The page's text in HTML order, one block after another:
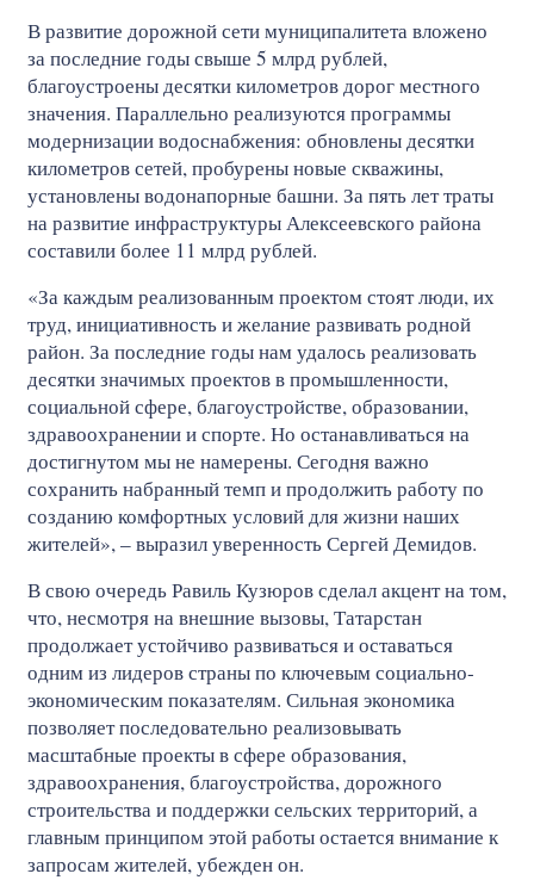
В развитие дорожной сети муниципалитета вложено
за последние годы свыше 5 млрд рублей,
благоустроены десятки километров дорог местного
значения. Параллельно реализуются программы
модернизации водоснабжения: обновлены десятки
километров сетей, пробурены новые скважины,
установлены водонапорные башни. За пять лет траты
на развитие инфраструктуры Алексеевского района
составили более 11 млрд рублей.
«За каждым реализованным проектом стоят люди, их
труд, инициативность и желание развивать родной
район. За последние годы нам удалось реализовать
десятки значимых проектов в промышленности,
социальной сфере, благоустройстве, образовании,
здравоохранении и спорте. Но останавливаться на
достигнутом мы не намерены. Сегодня важно
сохранить набранный темп и продолжить работу по
созданию комфортных условий для жизни наших
жителей», – выразил уверенность Сергей Демидов.
В свою очередь Равиль Кузюров сделал акцент на том,
что, несмотря на внешние вызовы, Татарстан
продолжает устойчиво развиваться и оставаться
одним из лидеров страны по ключевым социально-
экономическим показателям. Сильная экономика
позволяет последовательно реализовывать
масштабные проекты в сфере образования,
здравоохранения, благоустройства, дорожного
строительства и поддержки сельских территорий, а
главным принципом этой работы остается внимание к
запросам жителей, убежден он.